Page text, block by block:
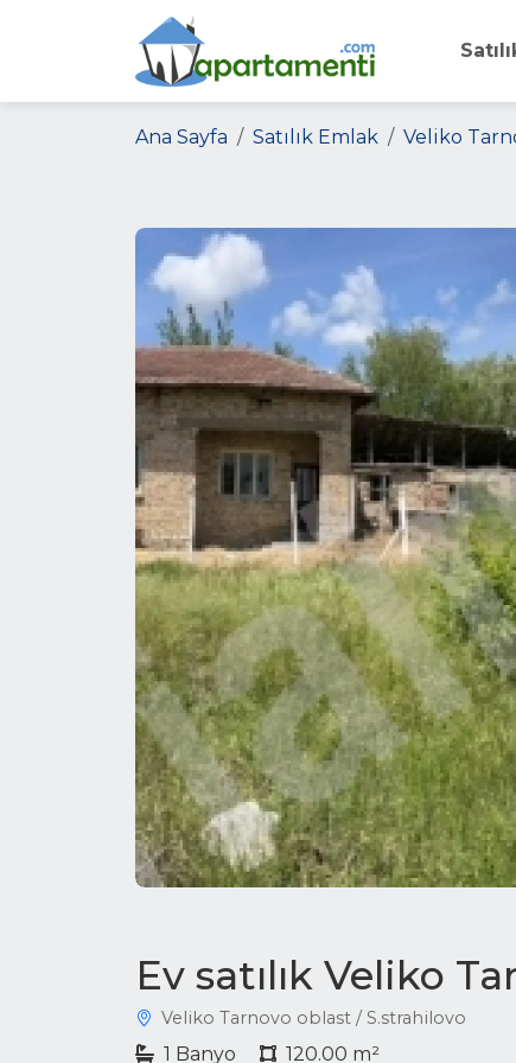
Ana Sayfa Satılık Emlak Veliko
Ev satılık Veliko
Veliko Tarnovo oblast / S.strahilovo
1 Banyo 120.00 m²